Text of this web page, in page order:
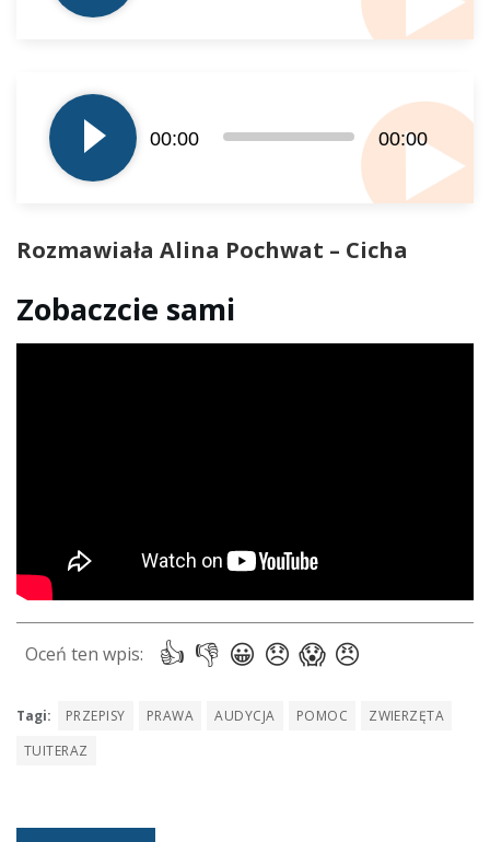
plików
dźwiękowych
00:00 00:00
Rozmawiała Alina Pochwat – Cicha
Zobaczcie sami
Tagi: PRZEPISY PRAWA AUDYCJA POMOC
ZWIERZĘTA
TUITERAZ